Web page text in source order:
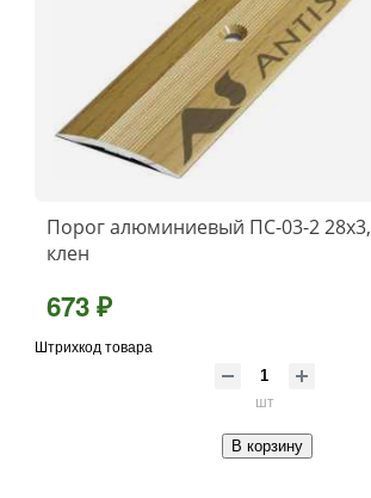
Порог алюминиевый ПС-03-2 28x3,4x1800 мм,
клен
673 ₽
Штрихкод товара
шт
В корзину